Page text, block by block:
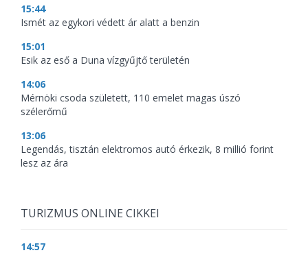
15:44
Ismét az egykori védett ár alatt a benzin
15:01
Esik az eső a Duna vízgyűjtő területén
14:06
Mérnöki csoda született, 110 emelet magas úszó
szélerőmű
13:06
Legendás, tisztán elektromos autó érkezik, 8 millió forint
lesz az ára
TURIZMUS ONLINE CIKKEI
14:57